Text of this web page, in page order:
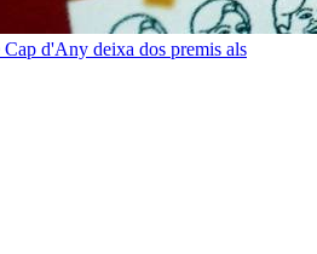
Cap d'Any deixa dos premis als